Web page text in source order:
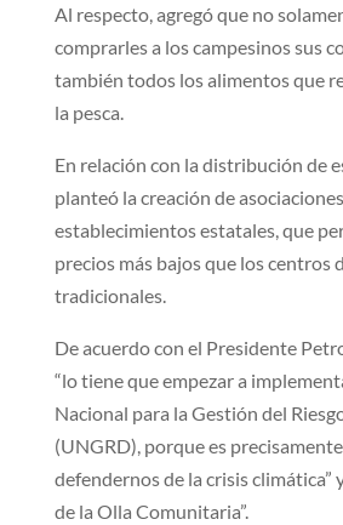
Al respecto, agregó que no
comprarles a los campesinos sus
también todos los alimentos que
la pesca.
En relación con la distribución de
planteó la creación de
establecimientos estatales, que
precios más bajos que los centros
tradicionales.
De acuerdo con el Presidente
“lo tiene que empezar a
Nacional para la Gestión del
(UNGRD), porque es
defendernos de la crisis climática”
de la Olla Comunitaria”.